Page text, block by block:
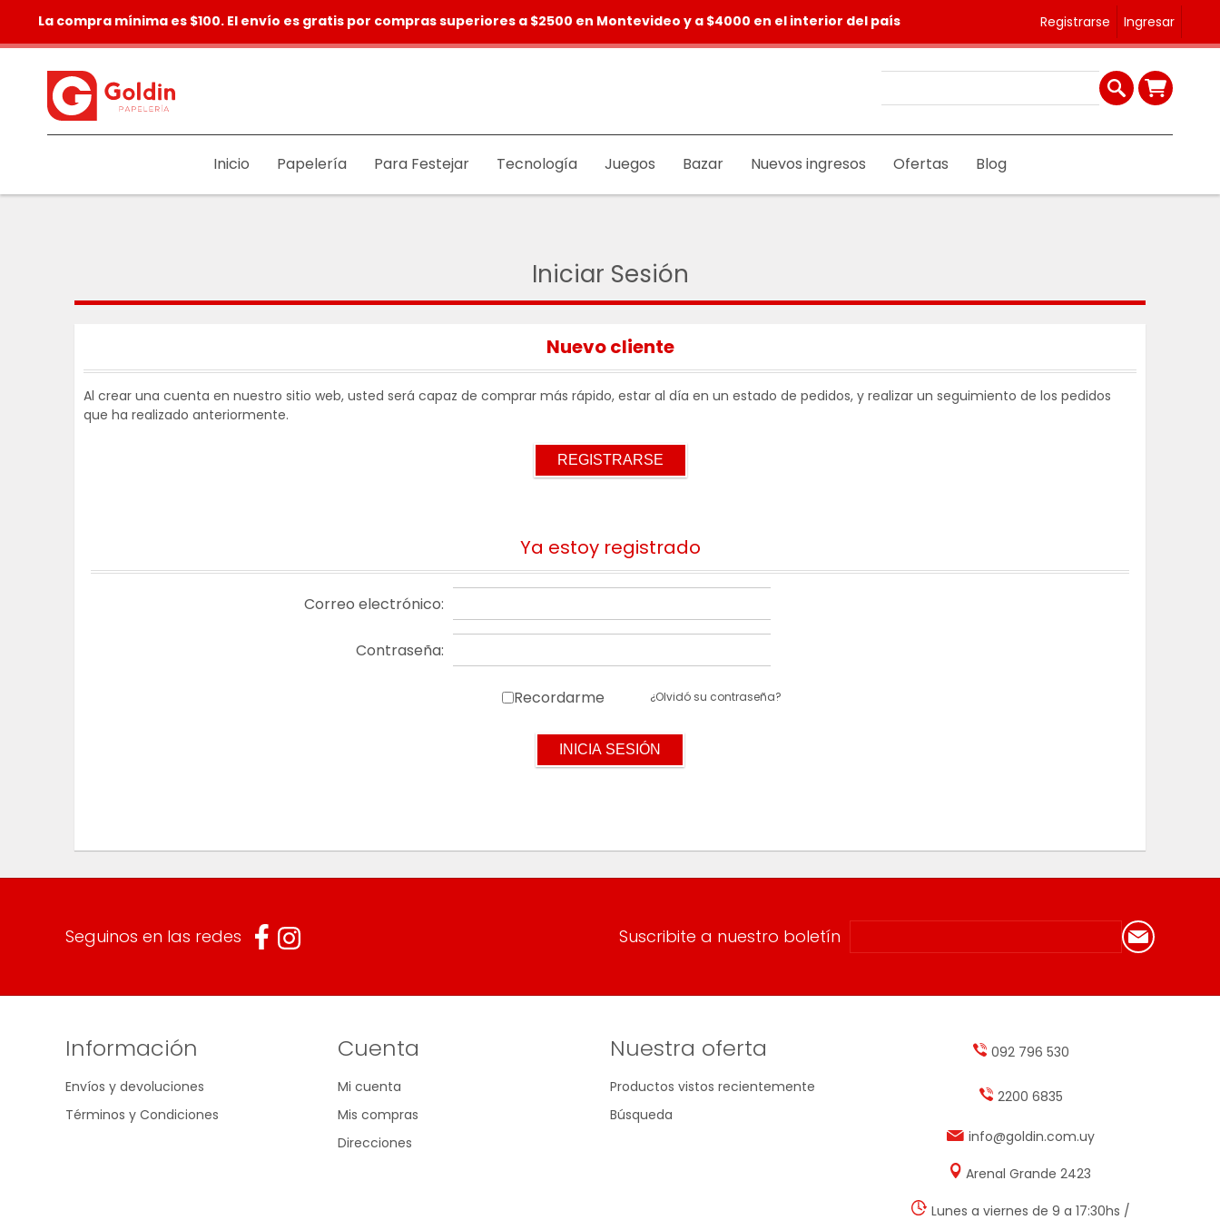
Registrarse Ingresar
La compra mínima es $100. El envío es gratis por compras superiores a $2500 en Montevideo y a $4000 en el interior del país
Inicio Papelería Para Festejar Tecnología Juegos Bazar Nuevos ingresos Ofertas Blog
Iniciar Sesión
Nuevo cliente
Al crear una cuenta en nuestro sitio web, usted será capaz de comprar más rápido, estar al día en un estado de pedidos, y realizar un seguimiento de los pedidos
que ha realizado anteriormente.
Ya estoy registrado
Correo electrónico:
Contraseña:
Recordarme ¿Olvidó su contraseña?
Seguinos en las redes Suscribite a nuestro boletín
Información
Envíos y devoluciones
Términos y Condiciones
Cuenta
Mi cuenta
Mis compras
Direcciones
Nuestra oferta
Productos vistos recientemente
Búsqueda
092 796 530
2200 6835
info@goldin.com.uy
Arenal Grande 2423
Lunes a viernes de 9 a 17:30hs /